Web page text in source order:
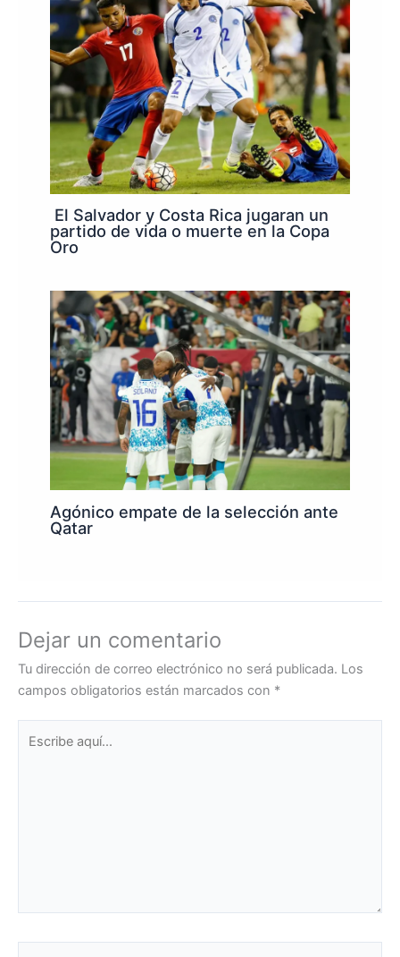
El Salvador y Costa Rica jugaran un
partido de vida o muerte en la Copa
Oro
Agónico empate de la selección ante
Qatar
Dejar un comentario
Tu dirección de correo electrónico no será publicada. Los
campos obligatorios están marcados con *